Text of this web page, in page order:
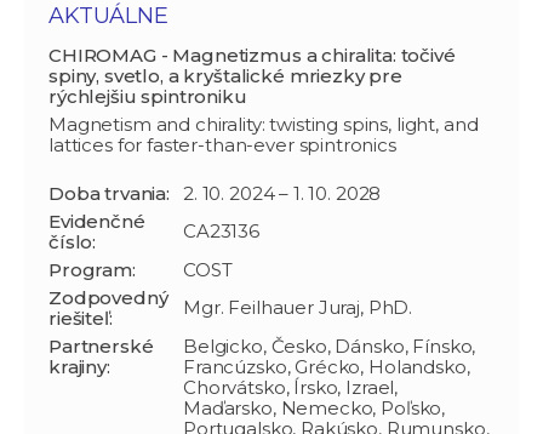
AKTUÁLNE
CHIROMAG - Magnetizmus a chiralita: točivé
spiny, svetlo, a kryštalické mriezky pre
rýchlejšiu spintroniku
Magnetism and chirality: twisting spins, light, and
lattices for faster-than-ever spintronics
Doba trvania:
2. 10. 2024 – 1. 10. 2028
Evidenčné
číslo:
CA23136
Program:
COST
Zodpovedný
riešiteľ:
Mgr. Feilhauer Juraj, PhD.
Partnerské
krajiny:
Belgicko, Česko, Dánsko, Fínsko,
Francúzsko, Grécko, Holandsko,
Chorvátsko, Írsko, Izrael,
Maďarsko, Nemecko, Poľsko,
Portugalsko, Rakúsko, Rumunsko,